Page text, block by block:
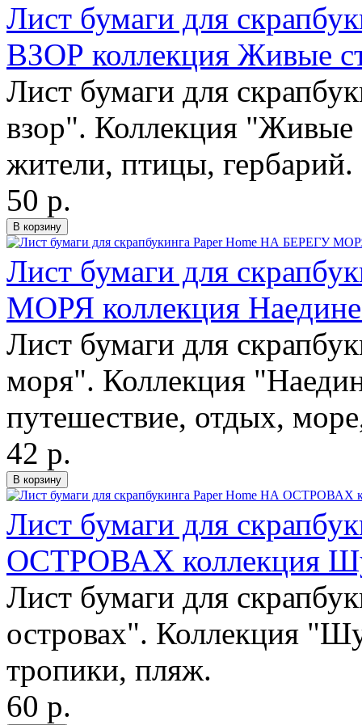
Лист бумаги для
ВЗОР коллекция Живые
Лист бумаги для
взор". Коллекция "Живые
жители, птицы, гербарий.
50 р.
Лист бумаги для
МОРЯ коллекция
Лист бумаги для
моря". Коллекция
путешествие, отдых,
42 р.
Лист бумаги для
ОСТРОВАХ коллекция
Лист бумаги для
островах". Коллекция
тропики, пляж.
60 р.